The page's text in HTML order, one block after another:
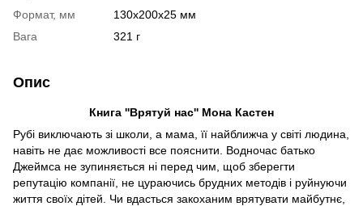
Формат, мм
130x200x25 мм
Вага
321 г
Опис
Книга ''Врятуй нас'' Мона Кастен
Рубі виключають зі школи, а мама, її найближча у світі людина,
навіть не дає можливості все пояснити. Водночас батько
Джеймса не зупиняється ні перед чим, щоб зберегти
репутацію компанії, не цураючись брудних методів і руйнуючи
життя своїх дітей. Чи вдасться закоханим врятувати майбутнє,